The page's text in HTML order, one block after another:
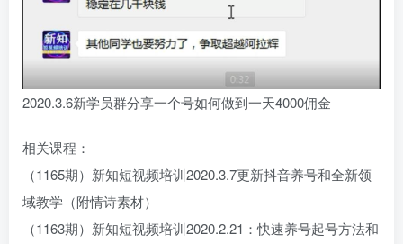
2020.3.6新学员群分享一个号如何做到一天4000佣金
相关课程：
（1165期）新知短视频培训2020.3.7更新抖音养号和全新领
域教学（附情诗素材）
（1163期）新知短视频培训2020.2.21：快速养号起号方法和